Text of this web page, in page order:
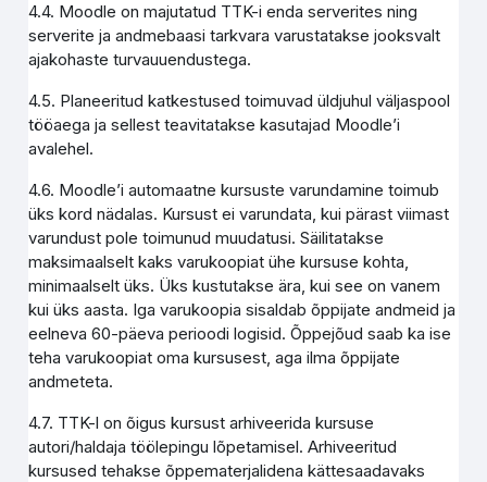
4.4. Moodle on majutatud TTK-i enda serverites ning
serverite ja andmebaasi tarkvara varustatakse jooksvalt
ajakohaste turvauuendustega.
4.5. Planeeritud katkestused toimuvad üldjuhul väljaspool
tööaega ja sellest teavitatakse kasutajad Moodle’i
avalehel.
4.6. Moodle’i automaatne kursuste varundamine toimub
üks kord nädalas. Kursust ei varundata, kui pärast viimast
varundust pole toimunud muudatusi. Säilitatakse
maksimaalselt kaks varukoopiat ühe kursuse kohta,
minimaalselt üks. Üks kustutakse ära, kui see on vanem
kui üks aasta. Iga varukoopia sisaldab õppijate andmeid ja
eelneva 60-päeva perioodi logisid. Õppejõud saab ka ise
teha varukoopiat oma kursusest, aga ilma õppijate
andmeteta.
4.7. TTK-l on õigus kursust arhiveerida kursuse
autori/haldaja töölepingu lõpetamisel. Arhiveeritud
kursused tehakse õppematerjalidena kättesaadavaks